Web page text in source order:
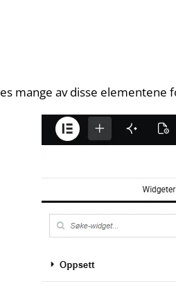
mange av disse elementene